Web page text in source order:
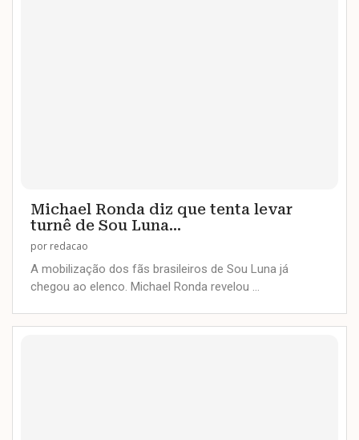
Michael Ronda diz que tenta levar
turnê de Sou Luna...
por redacao
A mobilização dos fãs brasileiros de Sou Luna já
chegou ao elenco. Michael Ronda revelou …